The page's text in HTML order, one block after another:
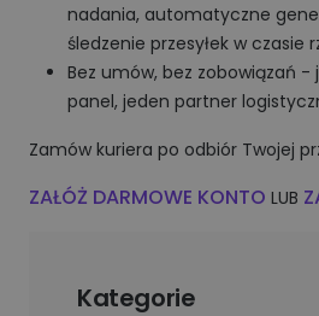
nadania, automatyczne
śledzenie przesyłek w czasie
Bez umów, bez zobowiązań
panel, jeden partner
Zamów kuriera po odbiór Twojej
ZAŁÓŻ DARMOWE KONTO LUB
Kategorie